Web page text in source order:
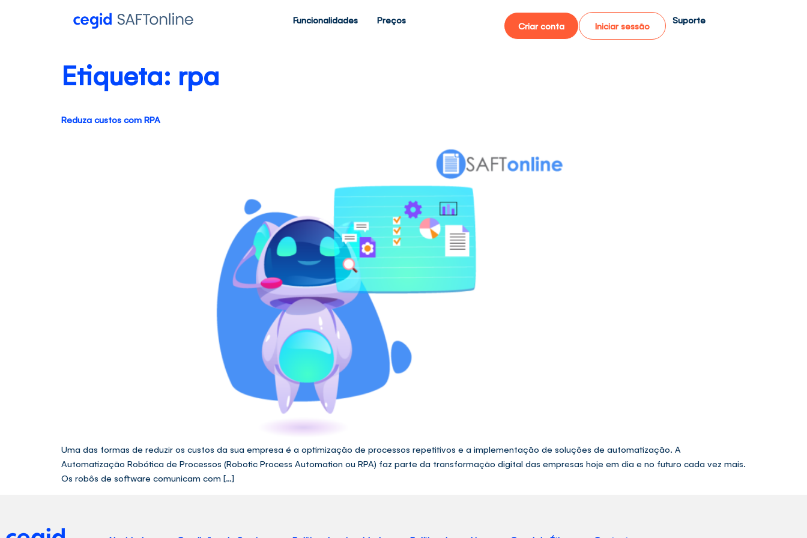
Funcionalidades Preços
Criar conta Iniciar sessão
Suporte
Etiqueta: rpa
Reduza custos com RPA
Uma das formas de reduzir os custos da sua empresa é a optimização de processos repetitivos e a implementação de soluções de automatização. A
Automatização Robótica de Processos (Robotic Process Automation ou RPA) faz parte da transformação digital das empresas hoje em dia e no futuro cada vez mais.
Os robôs de software comunicam com […]